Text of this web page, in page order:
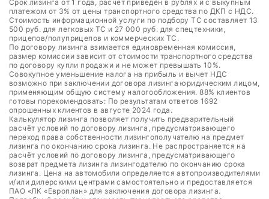
Срок лизинга от 1 года, расчёт приведён в рублях и с выкупным
платежом от 3% от цены транспортного средства по ДКП с НДС.
Стоимость информационной услуги по подбору ТС составляет 13
500 руб. для легковых ТС и 27 000 руб. для спецтехники,
прицепов/полуприцепов и коммерческих ТС.
По договору лизинга взимается единовременная комиссия,
размер комиссии зависит от стоимости транспортного средства
по договору купли продажи и не может превышать 10%.
Совокупное уменьшение налога на прибыль и вычет НДС
возможно при заключении договора лизинга юридическим лицом,
применяющим общую систему налогообложения. 88% клиентов
готовы порекомендовать: По результатам ответов 1692
опрошенных клиентов в августе 2024 года.
Калькулятор лизинга позволяет получить предварительный
расчёт условий по договору лизинга, предусматривающего
переход права собственности лизингополучателю на предмет
лизинга по окончанию срока лизинга. Не распространяется на
расчёт условий по договору лизинга, предусматривающего
возврат предмета лизинга лизингодателю по окончанию срока
лизинга. Цена на автомобили определяется автопроизводителями
и/или дилерскими центрами самостоятельно и предоставляется
ПАО «ЛК «Европлан» для заключения договора лизинга.